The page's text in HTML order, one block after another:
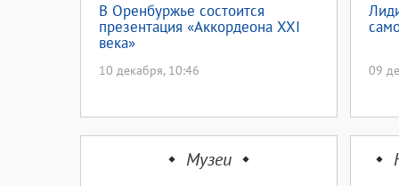
В Оренбуржье состоится
презентация «Аккордеона XXI
века»
10 декабря, 10:46 09
Музеи